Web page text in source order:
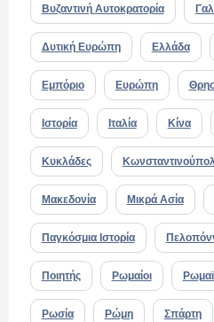
Βυζαντινή Αυτοκρατορία
Δυτική Ευρώπη Ελλάδα
Εμπόριο Ευρώπη
Ιστορία Ιταλία Κίνα
Κυκλάδες
Μακεδονία Μικρά Ασία
Παγκόσμια Ιστορία
Ποιητής Ρωμαίοι
Ρωσία Ρώμη Σπάρτη